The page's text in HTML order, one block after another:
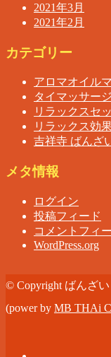
2021年3月
2021年2月
カテゴリー
アロマオイル
タイマッサージ
リラックスセ
リラックス効
吉祥寺 ばんざ
メタ情報
ログイン
投稿フィード
コメントフィ
WordPress.org
© Copyright ばんざい
(power by MB THAi